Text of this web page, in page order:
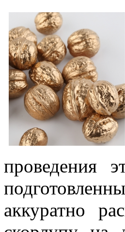
проведения
аккуратно